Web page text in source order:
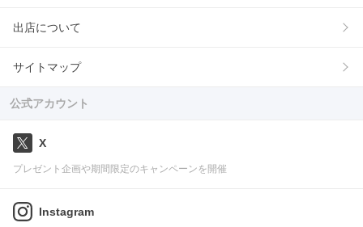
出店について
サイトマップ
公式アカウント
X
プレゼント企画や期間限定のキャンペーンを開催
Instagram